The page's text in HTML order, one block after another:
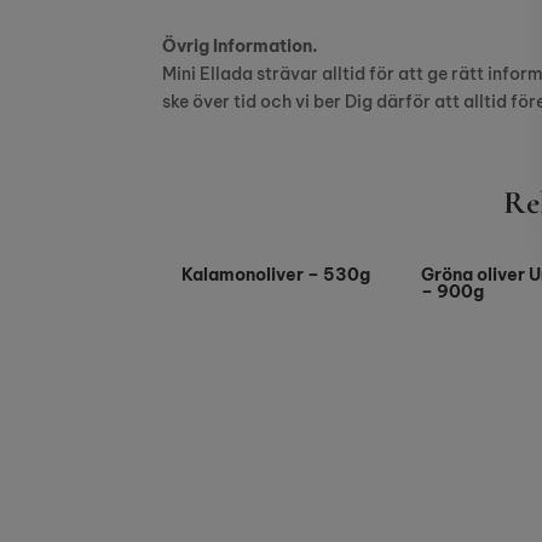
Övrig Information.
Mini Ellada strävar alltid för att ge rätt
ske över tid och vi ber Dig därför att alltid
Kalamonoliver – 530g Gröna oliver
– 900g